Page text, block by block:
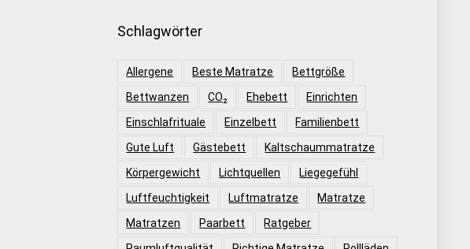
Schlagwörter
Allergene Beste Matratze
Bettgröße
Bettwanzen
CO₂ Ehebett
Einrichten
Einschlafrituale
Einzelbett
Familienbett
Gute Luft
Gästebett
Kaltschaummatratze
Körpergewicht
Lichtquellen
Liegegefühl
Luftfeuchtigkeit
Luftmatratze
Matratze
Matratzen
Paarbett
Ratgeber